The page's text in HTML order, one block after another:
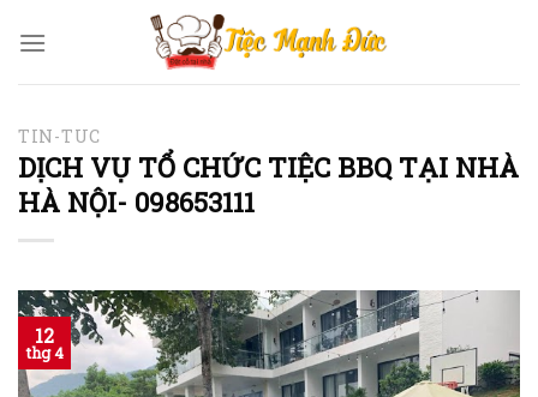
TIN-TUC
DỊCH VỤ TỔ CHỨC TIỆC BBQ TẠI NHÀ
HÀ NỘI- 098653111
12
thg 4